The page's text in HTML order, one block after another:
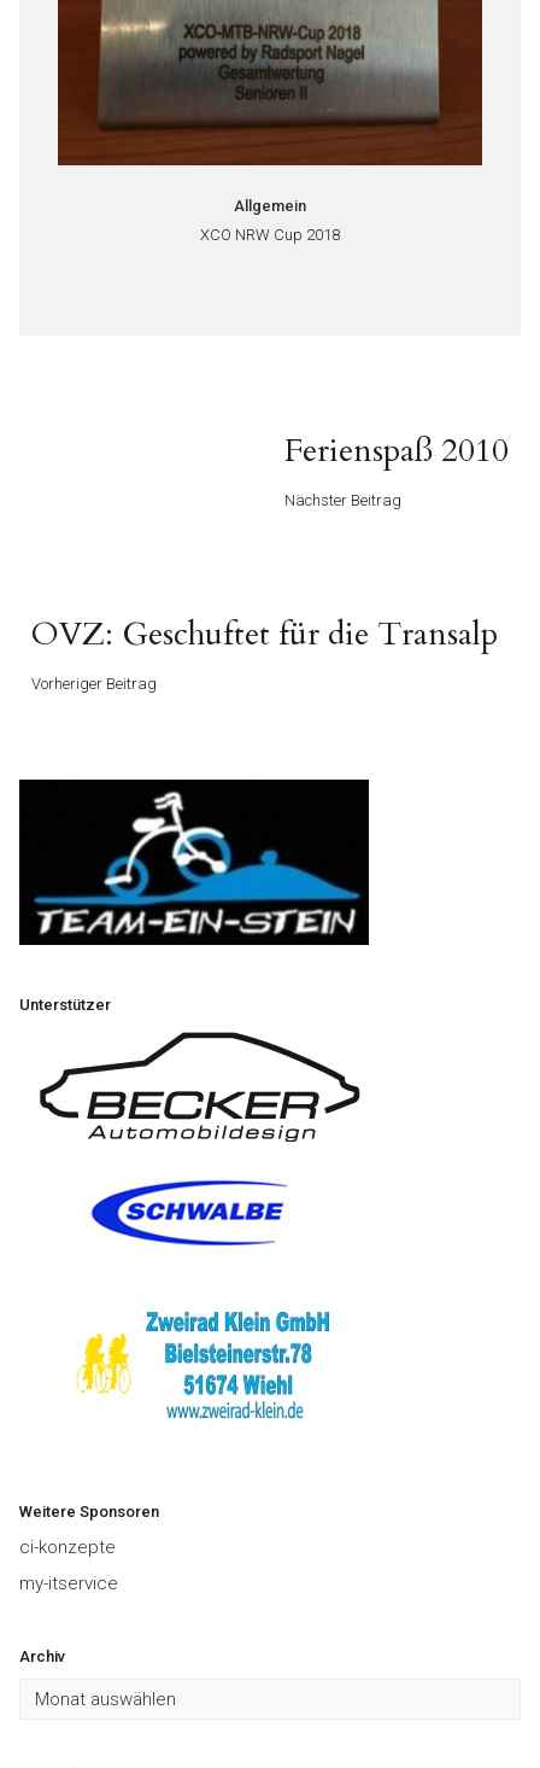
Allgemein
XCO NRW Cup 2018
Nächster
Beitrag
Ferienspaß 2010
Nächster Beitrag
Vorheriger
Beitrag
OVZ: Geschuftet für die Transalp
Vorheriger Beitrag
Unterstützer
Weitere Sponsoren
ci-konzepte
my-itservice
Archiv
Archiv